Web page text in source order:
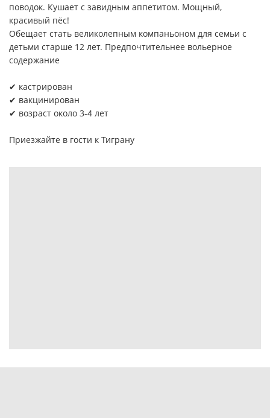
поводок. Кушает с завидным аппетитом. Мощный,
красивый пёс!
Обещает стать великолепным компаньоном для семьи с
детьми старше 12 лет. Предпочтительнее вольерное
содержание
✔ кастрирован
✔ вакцинирован
✔ возраст около 3-4 лет
Приезжайте в гости к Тиграну